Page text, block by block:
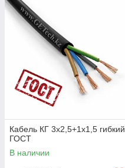
Кабель КГ 3х2,5+1х1,5 гибкий
ГОСТ
В наличии